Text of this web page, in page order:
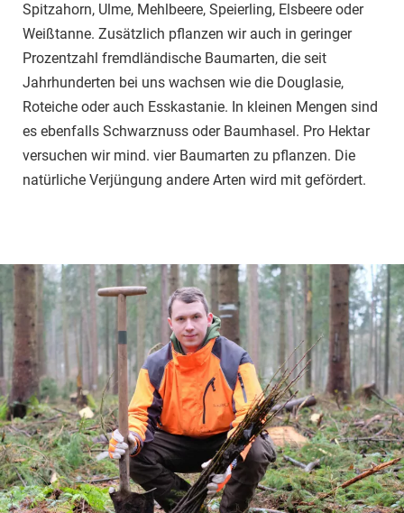
Spitzahorn, Ulme, Mehlbeere, Speierling, Elsbeere oder
Weißtanne. Zusätzlich pflanzen wir auch in geringer
Prozentzahl fremdländische Baumarten, die seit
Jahrhunderten bei uns wachsen wie die Douglasie,
Roteiche oder auch Esskastanie. In kleinen Mengen sind
es ebenfalls Schwarznuss oder Baumhasel. Pro Hektar
versuchen wir mind. vier Baumarten zu pflanzen. Die
natürliche Verjüngung andere Arten wird mit gefördert.